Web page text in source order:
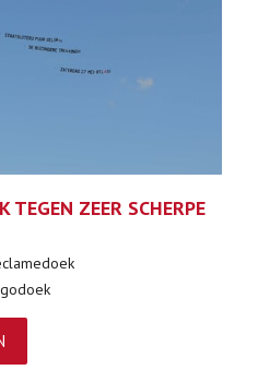
TEGEN ZEER SCHERPE